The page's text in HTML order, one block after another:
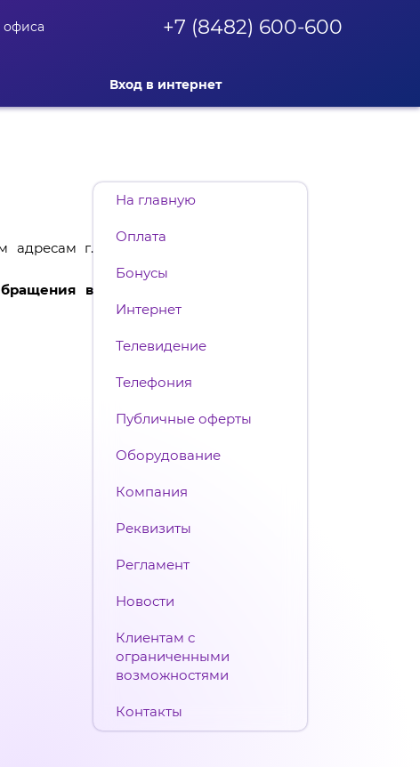
офиса +7 (8482) 600-600
Вход в интернет
адресам г.
в
На главную
Оплата
Бонусы
Интернет
Телевидение
Телефония
Публичные оферты
Оборудование
Компания
Реквизиты
Регламент
Новости
Клиентам с
ограниченными
возможностями
Контакты